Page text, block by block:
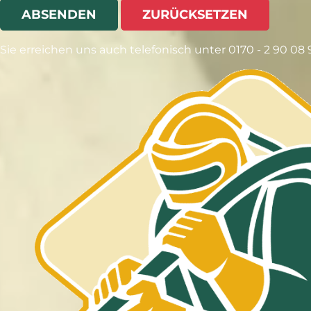
ABSENDEN ZURÜCKSETZEN
Sie erreichen uns auch telefonisch unter 0170 - 2 90 08